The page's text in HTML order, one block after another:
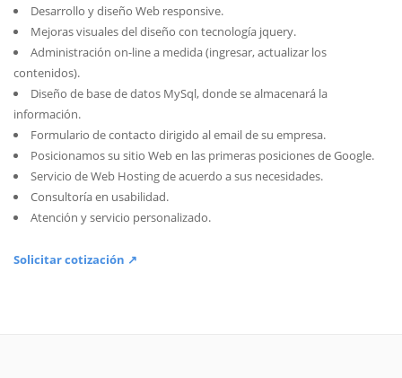
Desarrollo y diseño Web responsive.
Mejoras visuales del diseño con tecnología jquery.
Administración on-line a medida (ingresar, actualizar los
contenidos).
Diseño de base de datos MySql, donde se almacenará la
información.
Formulario de contacto dirigido al email de su empresa.
Posicionamos su sitio Web en las primeras posiciones de Google.
Servicio de Web Hosting de acuerdo a sus necesidades.
Consultoría en usabilidad.
Atención y servicio personalizado.
Solicitar cotización ↗